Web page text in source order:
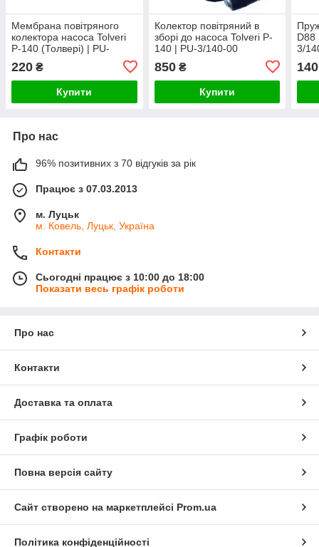
Мембрана повітряного
колектора насоса Tolveri
P-140 (Толвері) | PU-
220 ₴
Купити
Колектор повітряний в
зборі до насоса Tolveri P-
140 | PU-3/140-00
850₴
Купити
D88
3/
140
Про нас
96% позитивних з 70 відгуків за рік
Працює з 07.03.2013
м. Луцьк
м. Ковель, Луцьк, Україна
Контакти
Сьогодні працює з 10:00 до 18:00
Показати весь графік роботи
Про нас
Контакти
Доставка та оплата
Графік роботи
Повна версія сайту
Сайт створено на маркетплейсі Prom.ua
Політика конфіденційності